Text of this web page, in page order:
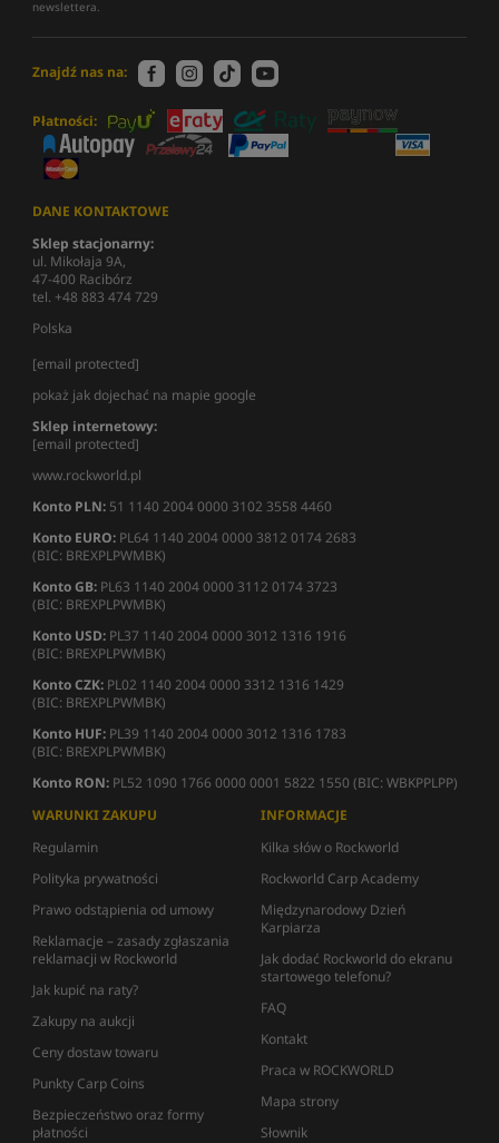
newslettera.
Znajdź nas na:
Płatności:
DANE KONTAKTOWE
Sklep stacjonarny:
ul. Mikołaja 9A,
47-400 Racibórz
tel. +48 883 474 729
Polska
[email protected]
pokaż jak dojechać na mapie google
Sklep internetowy:
[email protected]
www.rockworld.pl
Konto PLN: 51 1140 2004 0000 3102 3558 4460
Konto EURO: PL64 1140 2004 0000 3812 0174 2683
(BIC: BREXPLPWMBK)
Konto GB: PL63 1140 2004 0000 3112 0174 3723
(BIC: BREXPLPWMBK)
Konto USD: PL37 1140 2004 0000 3012 1316 1916
(BIC: BREXPLPWMBK)
Konto CZK: PL02 1140 2004 0000 3312 1316 1429
(BIC: BREXPLPWMBK)
Konto HUF: PL39 1140 2004 0000 3012 1316 1783
(BIC: BREXPLPWMBK)
Konto RON: PL52 1090 1766 0000 0001 5822 1550 (BIC: WBKPPLPP)
WARUNKI ZAKUPU
Regulamin
Polityka prywatności
Prawo odstąpienia od umowy
Reklamacje – zasady zgłaszania
reklamacji w Rockworld
Jak kupić na raty?
Zakupy na aukcji
Ceny dostaw towaru
Punkty Carp Coins
Bezpieczeństwo oraz formy
płatności
INFORMACJE
Kilka słów o Rockworld
Rockworld Carp Academy
Międzynarodowy Dzień
Karpiarza
Jak dodać Rockworld do ekranu
startowego telefonu?
FAQ
Kontakt
Praca w ROCKWORLD
Mapa strony
Słownik